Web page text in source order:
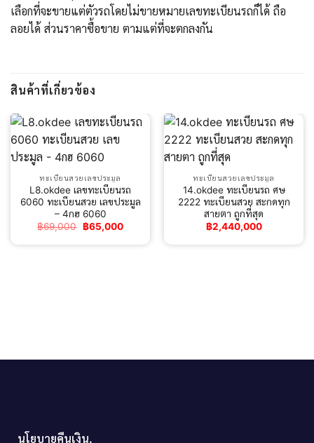
เลือกที่จะขายแต่ตัวรถโดยไม่ขายหมายเลขทะเบียนรถก็ได้ ถือ
ลอยได้ ส่วนราคาซื้อขาย ตามแต่ที่จะตกลงกัน
สินค้าที่เกี่ยวข้อง
ทะเบียนสวยเลขประมูล
L8.okdee เลขทะเบียนรถ
6060 ทะเบียนสวย เลขประมูล
– 4กฮ 6060
฿69,000 Original
price
฿65,000Current
ทะเบียนสวยเลขประมูล
14.okdee ทะเบียนรถ ศษ
2222 ทะเบียนสวย สะกดทุก
สายตา ถูกที่สุด
฿2,440,000
นโยบายคืนเงิน.